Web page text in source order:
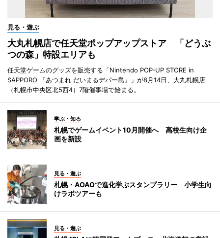
見る・遊ぶ
大丸札幌店で任天堂ポップアップストア 「どうぶ
つの森」特設エリアも
任天堂ゲームのグッズを販売する「Nintendo POP-UP STORE in
SAPPORO 『あつまれ だいまるデパー島』」が8月14日、大丸札幌店
（札幌市中央区北5西4）7階催事場で始まる。
学ぶ・知る
札幌でゲームイベント10月開催へ 高校生向け企
画を新設
見る・遊ぶ
札幌・AOAOで進化学ぶスタンプラリー 小学生向
けラボツアーも
見る・遊ぶ